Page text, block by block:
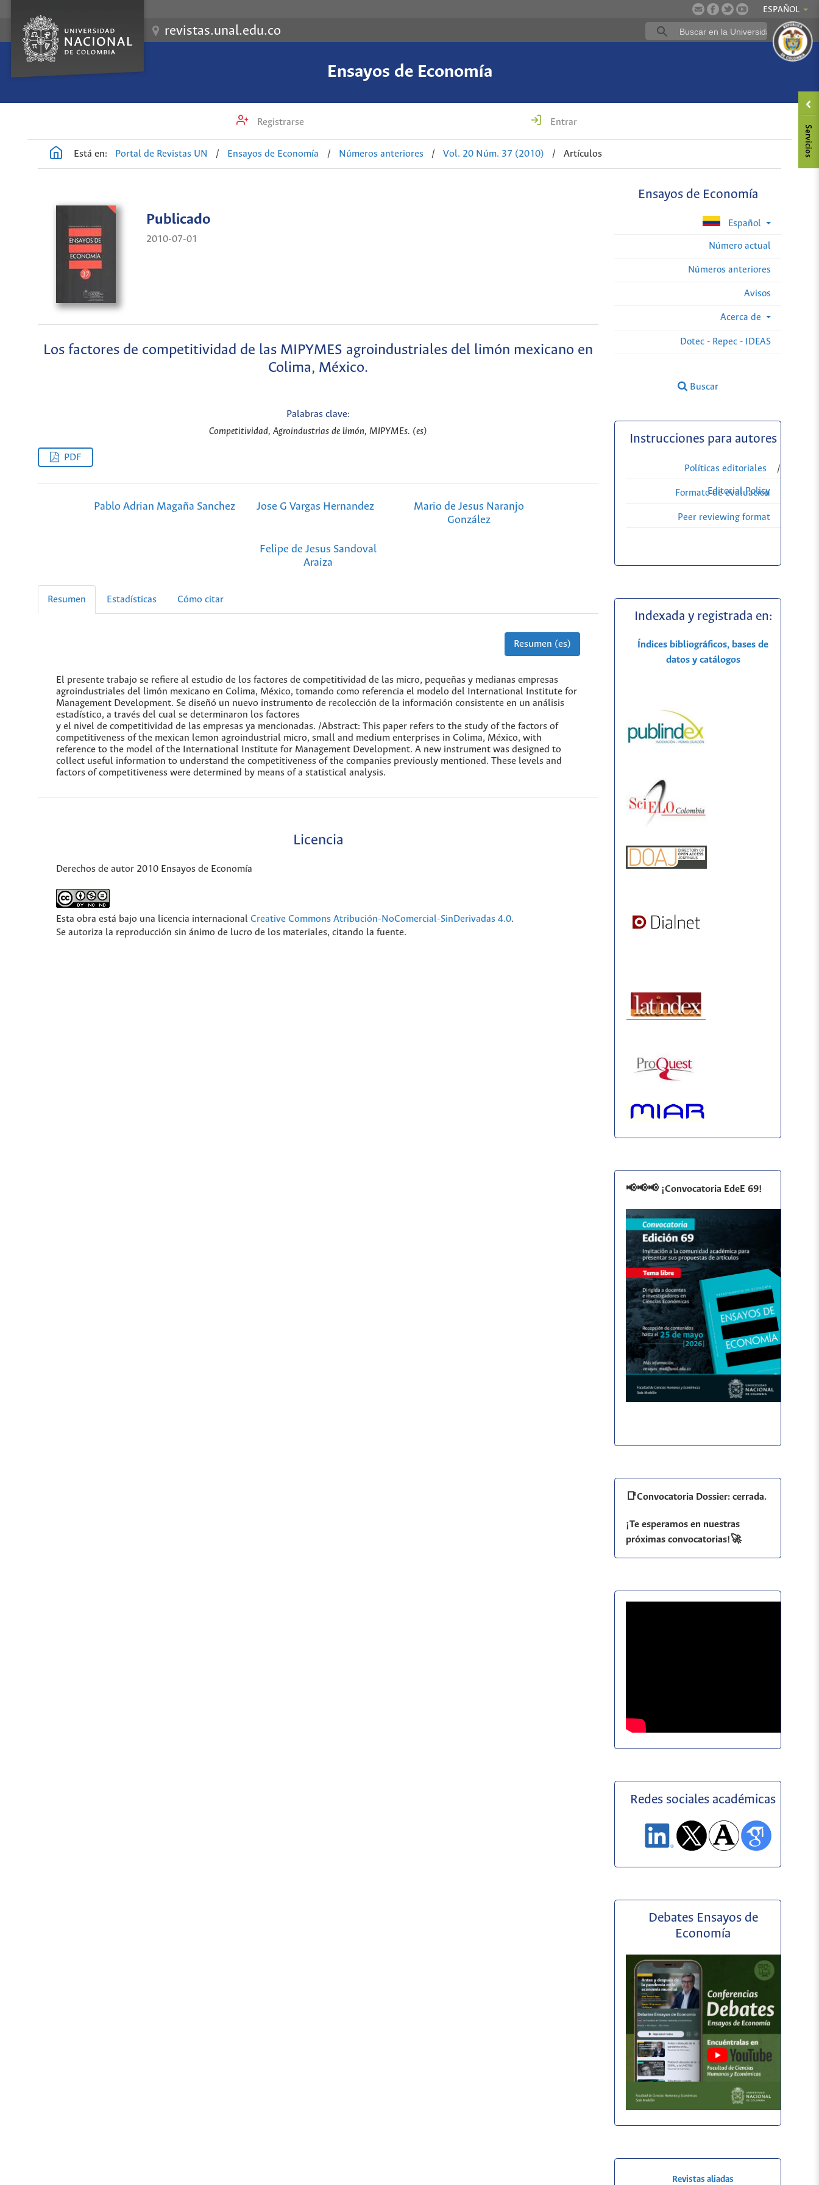
ESPAÑOL
revistas.unal.edu.co
Ensayos de Economía
Registrarse Entrar
Está en: Portal de Revistas UN / Ensayos de Economía / Números anteriores / Vol. 20 Núm. 37 (2010) / Artículos
Ensayos de Economía
Español
Número actual
Números anteriores
Avisos
Acerca de
Dotec - Repec - IDEAS
Buscar
Publicado
2010-07-01
Los factores de competitividad de las MIPYMES agroindustriales del limón mexicano en
Colima, México.
Palabras clave:
Competitividad, Agroindustrias de limón, MIPYMEs. (es)
PDF
Pablo Adrian Magaña Sanchez Jose G Vargas Hernandez
Mario de Jesus Naranjo
González
Felipe de Jesus Sandoval
Araiza
Resumen Estadísticas Cómo citar
Resumen (es)
El presente trabajo se refiere al estudio de los factores de competitividad de las micro, pequeñas y medianas empresas
agroindustriales del limón mexicano en Colima, México, tomando como referencia el modelo del International Institute for
Management Development. Se diseñó un nuevo instrumento de recolección de la información consistente en un análisis
estadístico, a través del cual se determinaron los factores
y el nivel de competitividad de las empresas ya mencionadas. /Abstract: This paper refers to the study of the factors of
competitiveness of the mexican lemon agroindustrial micro, small and medium enterprises in Colima, México, with
reference to the model of the International Institute for Management Development. A new instrument was designed to
collect useful information to understand the competitiveness of the companies previously mentioned. These levels and
factors of competitiveness were determined by means of a statistical analysis.
Licencia
Derechos de autor 2010 Ensayos de Economía
Esta obra está bajo una licencia internacional Creative Commons Atribución-NoComercial-SinDerivadas 4.0.
Se autoriza la reproducción sin ánimo de lucro de los materiales, citando la fuente.
Instrucciones para autores
Políticas editoriales /
Editorial Policy
Formato de evaluación
Peer reviewing format
Indexada y registrada en:
Índices bibliográficos, bases de
datos y catálogos
📢📢📢 ¡Convocatoria EdeE 69!
📑Convocatoria Dossier: cerrada.
¡Te esperamos en nuestras
próximas convocatorias!🚀
Redes sociales académicas
Debates Ensayos de
Economía
Revistas aliadas